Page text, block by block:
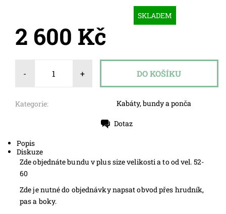
SKLADEM
2 600 Kč
- +
Kategorie: Kabáty, bundy a ponča
Dotaz
Popis
Diskuze
Zde objednáte bundu v plus size velikosti a to od vel. 52-
60
Zde je nutné do objednávky napsat obvod přes hrudník,
pas a boky.